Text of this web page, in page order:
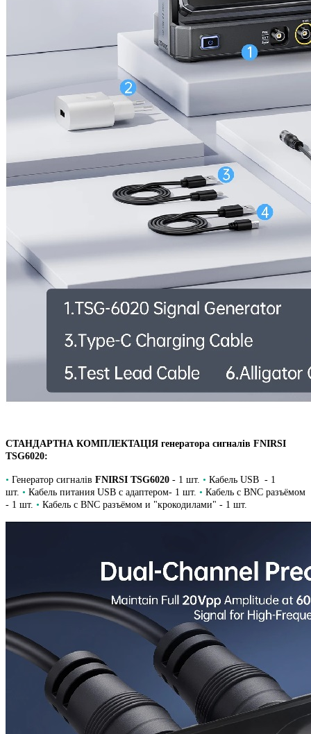
СТАНДАРТНА КОМПЛЕКТАЦІЯ генератора сигналів FNIRSI
TSG6020:
• Генератор сигналів FNIRSI TSG6020 - 1 шт. • Кабель USB - 1
шт. • Кабель питания USB c адаптером- 1 шт. • Кабель с BNC разъёмом
- 1 шт. • Кабель с BNC разъёмом и "крокодилами" - 1 шт.